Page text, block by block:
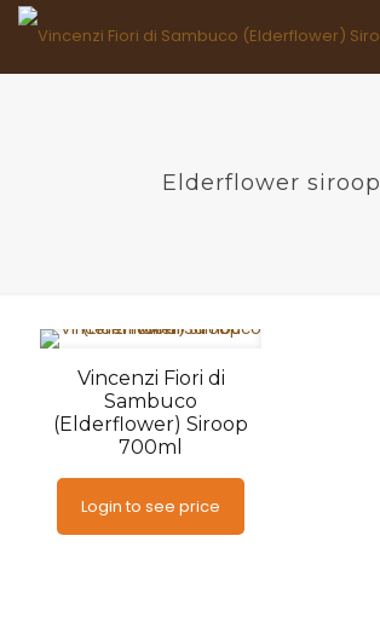
Elderflower siroop
Vincenzi Fiori di
Sambuco
(Elderflower) Siroop
700ml
Login to see price